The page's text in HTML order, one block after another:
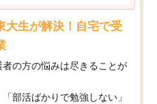
大生が解決！自宅で受
の方の悩みは尽きることが
部活ばかりで勉強しない」